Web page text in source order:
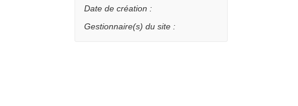
Date de création :
Gestionnaire(s) du site :